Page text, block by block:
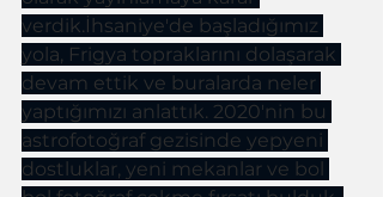
verdik.İhsaniye'de başladığımız
yola, Frigya topraklarını dolaşarak
devam ettik ve buralarda neler
yaptığımızı anlattık. 2020'nin bu
astrofotoğraf gezisinde yepyeni
dostluklar, yeni mekanlar ve bol